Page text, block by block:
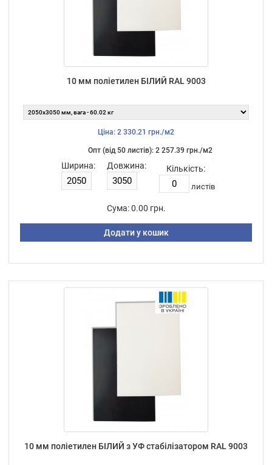
10 мм поліетилен БІЛИЙ RAL 9003
Ціна: 2 330.21 грн./м2
Опт (від 50 листiв): 2 257.39 грн./м2
Ширина: Довжина: Кількість:
листiв
Сума: 0.00 грн.
Додати у кошик
10 мм поліетилен БІЛИЙ з УФ стабілізатором RAL 9003